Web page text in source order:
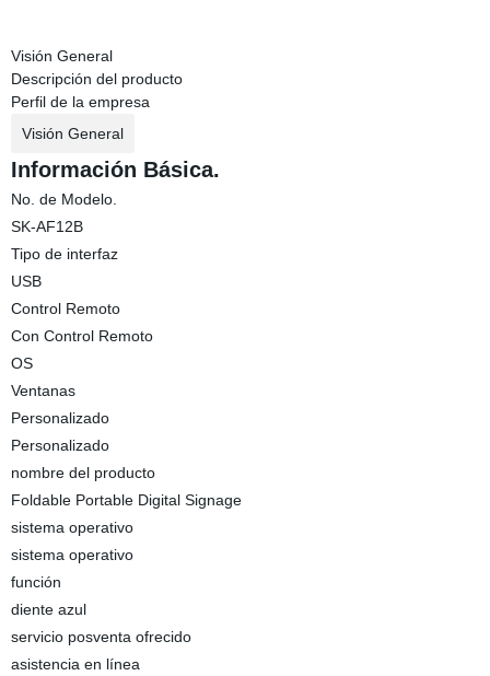
Visión General
Descripción del producto
Perfil de la empresa
Visión General
Información Básica.
No. de Modelo.
SK-AF12B
Tipo de interfaz
USB
Control Remoto
Con Control Remoto
OS
Ventanas
Personalizado
Personalizado
nombre del producto
Foldable Portable Digital Signage
sistema operativo
sistema operativo
función
diente azul
servicio posventa ofrecido
asistencia en línea